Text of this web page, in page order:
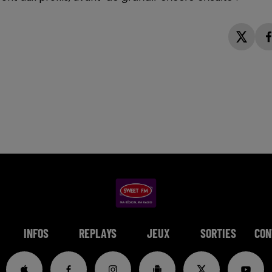
INFOS REPLAYS JEUX SORTIES